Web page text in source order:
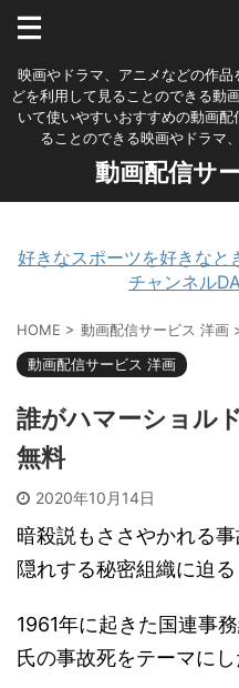
映画やドラマ、アニメなどの作
どを利用して見ることのできる動
いて使いやすいおすすめの動画
ることのできる映画やドラマ
動画配信サ
好きなスポーツを好きなと
チャンネル
HOME > 動画配信サービス 洋画
動画配信サービス 洋画
誰がハマーショル
無料
2020年10月14日
暗殺説もささやかれる
隠れする秘密組織に迫る
1961年に起きた国連事
氏の事故死をテーマに